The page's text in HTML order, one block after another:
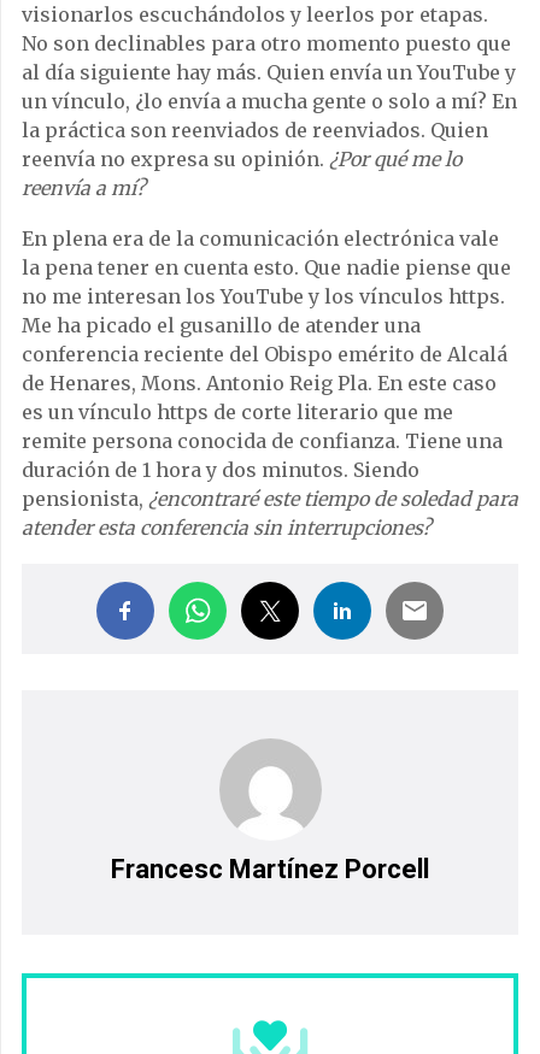
visionarlos escuchándolos y leerlos por etapas.
No son declinables para otro momento puesto que
al día siguiente hay más. Quien envía un YouTube y
un vínculo, ¿lo envía a mucha gente o solo a mí? En
la práctica son reenviados de reenviados. Quien
reenvía no expresa su opinión. ¿Por qué me lo
reenvía a mí?
En plena era de la comunicación electrónica vale
la pena tener en cuenta esto. Que nadie piense que
no me interesan los YouTube y los vínculos https.
Me ha picado el gusanillo de atender una
conferencia reciente del Obispo emérito de Alcalá
de Henares, Mons. Antonio Reig Pla. En este caso
es un vínculo https de corte literario que me
remite persona conocida de confianza. Tiene una
duración de 1 hora y dos minutos. Siendo
pensionista, ¿encontraré este tiempo de soledad para
atender esta conferencia sin interrupciones?
Francesc Martínez Porcell